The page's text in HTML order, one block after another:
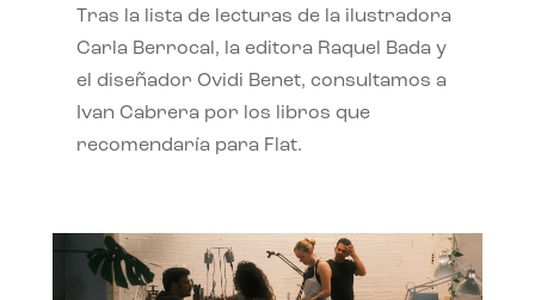
Tras la lista de lecturas de la ilustradora
Carla Berrocal, la editora Raquel Bada y
el diseñador Ovidi Benet, consultamos a
Ivan Cabrera por los libros que
recomendaría para Flat.